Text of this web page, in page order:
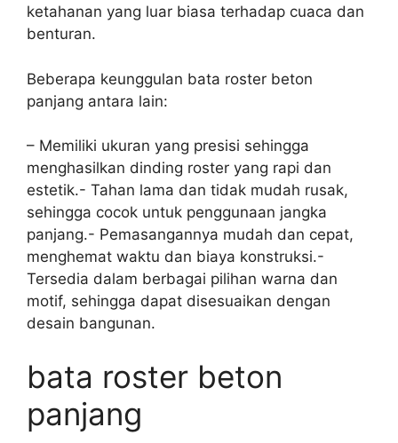
ketahanan yang luar biasa terhadap cuaca dan
benturan.
Beberapa keunggulan bata roster beton
panjang antara lain:
– Memiliki ukuran yang presisi sehingga
menghasilkan dinding roster yang rapi dan
estetik.- Tahan lama dan tidak mudah rusak,
sehingga cocok untuk penggunaan jangka
panjang.- Pemasangannya mudah dan cepat,
menghemat waktu dan biaya konstruksi.-
Tersedia dalam berbagai pilihan warna dan
motif, sehingga dapat disesuaikan dengan
desain bangunan.
bata roster beton
panjang